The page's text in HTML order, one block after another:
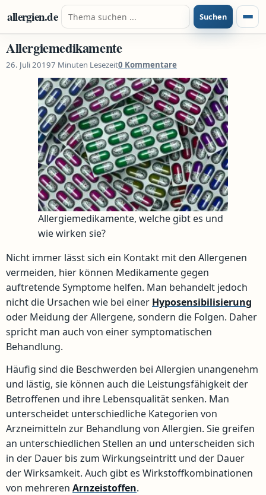
Zum Inhalt springen
allergien.de Suche nach: Suchen
Allergiemedikamente
26. Juli 20197 Minuten Lesezeit0 Kommentare
Allergiemedikamente, welche gibt es und
wie wirken sie?
Nicht immer lässt sich ein Kontakt mit den Allergenen
vermeiden, hier können Medikamente gegen
auftretende Symptome helfen. Man behandelt jedoch
nicht die Ursachen wie bei einer Hyposensibilisierung
oder Meidung der Allergene, sondern die Folgen. Daher
spricht man auch von einer symptomatischen
Behandlung.
Häufig sind die Beschwerden bei Allergien unangenehm
und lästig, sie können auch die Leistungsfähigkeit der
Betroffenen und ihre Lebensqualität senken. Man
unterscheidet unterschiedliche Kategorien von
Arzneimitteln zur Behandlung von Allergien. Sie greifen
an unterschiedlichen Stellen an und unterscheiden sich
in der Dauer bis zum Wirkungseintritt und der Dauer
der Wirksamkeit. Auch gibt es Wirkstoffkombinationen
von mehreren Arnzeistoffen.